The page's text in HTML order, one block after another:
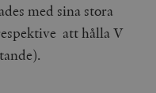
med sina stora
att hålla V